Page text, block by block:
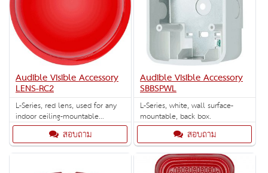
Audible Visible Accessory
LENS-RC2
L-Series, red lens, used for any
indoor ceiling-mountable
strobes. สอบถาม
Audible Visible Accessory
SBBSPWL
L-Series, white, wall surface-
mountable, back box.
สอบถาม